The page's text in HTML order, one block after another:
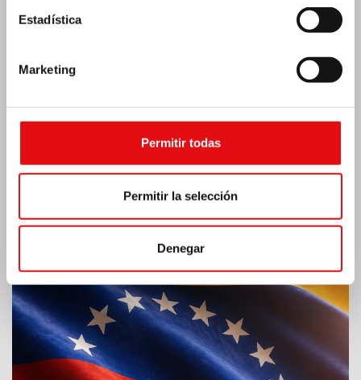
Estadística
Marketing
Permitir todas
Permitir la selección
Denegar